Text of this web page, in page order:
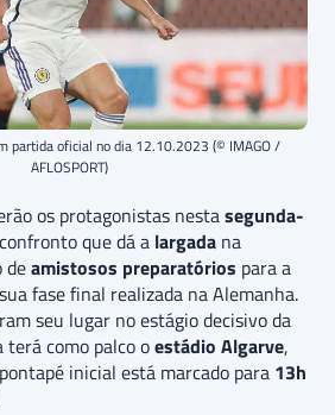
partida oficial no dia 12.10.2023 (© IMAGO /
AFLOSPORT)
os protagonistas nestasegunda-
que dá a largada na
deamistosos preparatórios para a
fase final realizada na Alemanha.
seu lugar no estágio decisivo da
como palco oestádio Algarve,
inicial está marcado para 13h